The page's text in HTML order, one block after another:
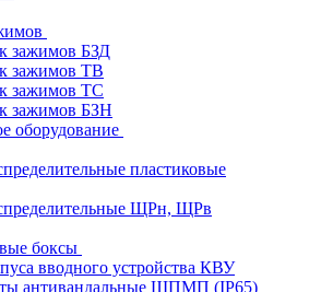
зажимов БЗД
зажимов ТВ
зажимов ТС
зажимов БЗН
оборудование
пластиковые
ЩРн, ЩРв
боксы
вводного устройства КВУ
антивандальные ЩПМП (IP65)